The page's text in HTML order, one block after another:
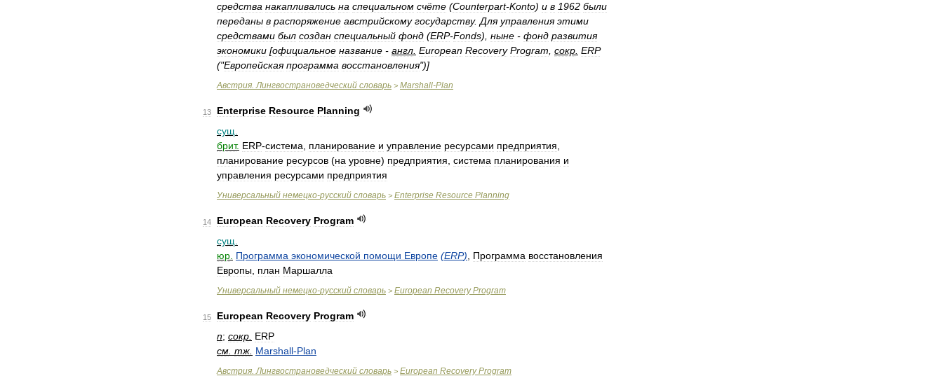
средства накапливались на специальном счёте (Counterpart-Konto) и в 1962 были
переданы в распоряжение австрийскому государству. Для управления этими
средствами был создан специальный фонд (ERP-Fonds), ныне - фонд развития
экономики [официальное название - англ European Recovery Program сокр ERP
("Европейская программа восстановления")]
Австрия.Лингвострановедческий словарь > Marshall-Plan
13 Enterprise Resource Planning
сущ
брит. ERP-система планирование и управление ресурсами предприятия
планирование ресурсов (на уровне) предприятия система планирования и
управления ресурсами предприятия
Универсальный немецко-русский словарь > Enterprise Resource Planning
14 European Recovery Program
сущ
юр Программа экономической помощи Европе (ERP) Программа восстановления
Европы план Маршалла
Универсальный немецко-русский словарь > European Recovery Program
15 European Recovery Program
n; сокр ERP
см тж Marshall-Plan
Австрия.Лингвострановедческий словарь > European Recovery Program